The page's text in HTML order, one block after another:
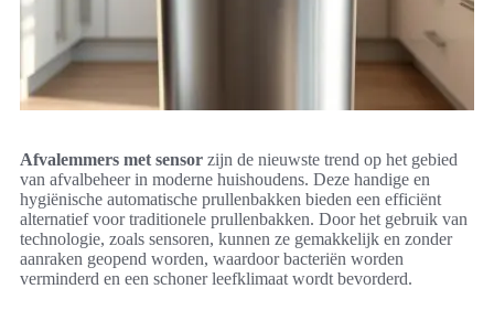
Afvalemmers met sensor zijn de nieuwste trend op het gebied
van afvalbeheer in moderne huishoudens. Deze handige en
hygiënische automatische prullenbakken bieden een efficiënt
alternatief voor traditionele prullenbakken. Door het gebruik van
technologie, zoals sensoren, kunnen ze gemakkelijk en zonder
aanraken geopend worden, waardoor bacteriën worden
verminderd en een schoner leefklimaat wordt bevorderd.